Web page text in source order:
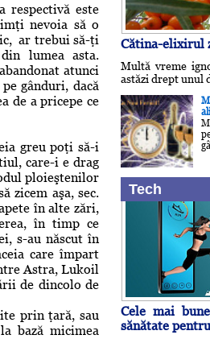
respectivă este
nevoia să o
ar trebui să-ţi
lumea asta.
atunci
gânduri, dacă
de a pricepe ce
greu poţi să-i
care-i e drag
ploieştenilor
zicem aşa, sec.
în alte zări,
în timp ce
s-au născut în
care împart
Astra, Lukoil
de dincolo de
prin ţară, sau
bază micimea
Cătina-elixirul
Multă vreme
astăzi drept unul
Tech
Cele mai
sănătate